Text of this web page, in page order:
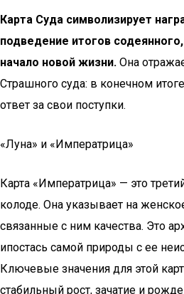
Карта Суда символизирует
подведение итогов
начало новой жизни. Она
Страшного суда: в конечном
ответ за свои поступки.
«Луна» и «Императрица»
Карта «Императрица» — это
колоде. Она указывает на
связанные с ним качества. Это
ипостась самой природы с ее
Ключевые значения для этой
стабильный рост, зачатие и